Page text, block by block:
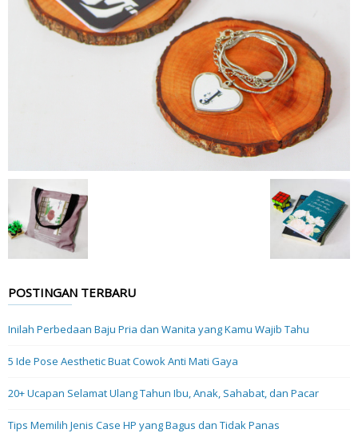
POSTINGAN TERBARU
Inilah Perbedaan Baju Pria dan Wanita yang Kamu Wajib Tahu
5 Ide Pose Aesthetic Buat Cowok Anti Mati Gaya
20+ Ucapan Selamat Ulang Tahun Ibu, Anak, Sahabat, dan Pacar
Tips Memilih Jenis Case HP yang Bagus dan Tidak Panas